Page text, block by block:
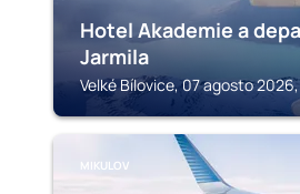
Hotel Akademie a
Jarmila
Velké Bílovice, 07 agosto
MIKULOV